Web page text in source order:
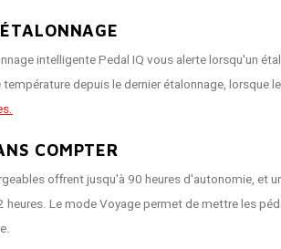
intelligente Pedal IQ vous alerte lorsqu'un
depuis le dernier étalonnage, lorsque
COMPTER
offrent jusqu'à 90 heures d'autonomie, et
heures. Le mode Voyage permet de mettre les